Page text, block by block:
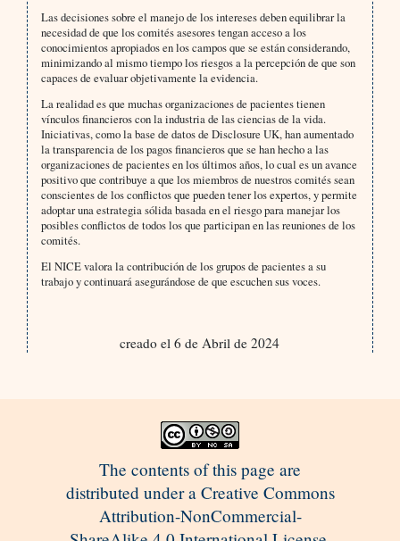
Las decisiones sobre el manejo de los intereses deben equilibrar la
necesidad de que los comités asesores tengan acceso a los
conocimientos apropiados en los campos que se están considerando,
minimizando al mismo tiempo los riesgos a la percepción de que son
capaces de evaluar objetivamente la evidencia.
La realidad es que muchas organizaciones de pacientes tienen
vínculos financieros con la industria de las ciencias de la vida.
Iniciativas, como la base de datos de Disclosure UK, han aumentado
la transparencia de los pagos financieros que se han hecho a las
organizaciones de pacientes en los últimos años, lo cual es un avance
positivo que contribuye a que los miembros de nuestros comités sean
conscientes de los conflictos que pueden tener los expertos, y permite
adoptar una estrategia sólida basada en el riesgo para manejar los
posibles conflictos de todos los que participan en las reuniones de los
comités.
El NICE valora la contribución de los grupos de pacientes a su
trabajo y continuará asegurándose de que escuchen sus voces.
creado el 6 de Abril de 2024
The contents of this page are
distributed under a Creative Commons
Attribution-NonCommercial-